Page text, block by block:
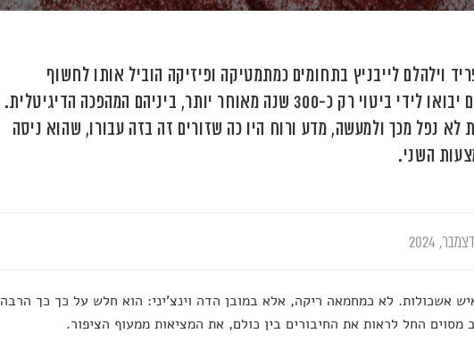
וילהלם לייבניץ בתחומים כמתמטיקה ופיזיקה הוביל אותו לחשוף
עקרונות מדעיים שחלקם יבואו לידי ביטוי רק כ-300 שנה מאוחר יותר, ביניהם המהפכה הדיגיטלית.
לא נפל מכך ולמעשה, מדע ורוח היו כה שזורים זה בזה עבורו, שהוא ניסה
השני.
אשכולות. לא כמחמאה ריקה, אלא במובן הדה וינצ'יני: הוא חלש על כך כך הרבה
החל לראות את החיבורים בין כולם, את המציאות ממעוף הציפור.